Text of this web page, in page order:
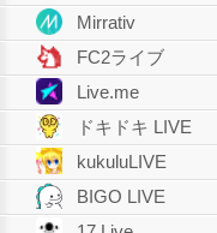
Mirrativ
FC2ライブ
Live.me
ドキドキ LIVE
kukuluLIVE
BIGO LIVE